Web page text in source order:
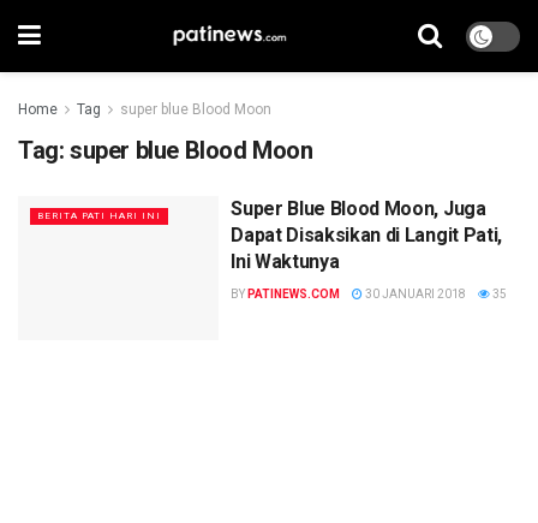
Home Tag super blue Blood Moon
Tag: super blue Blood Moon
BERITA PATI HARI INI
Super Blue Blood Moon, Juga
Dapat Disaksikan di Langit Pati,
Ini Waktunya
BY PATINEWS.COM 30 JANUARI 2018 35